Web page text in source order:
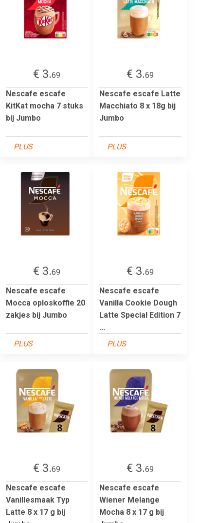
€ 3.69
Nescafe escafe
KitKat mocha 7 stuks
bij Jumbo
PLUS
€ 3.69
Nescafe escafe Latte
Macchiato 8 x 18g bij
Jumbo
PLUS
€ 3.69
Nescafe escafe
Mocca oploskoffie 20
zakjes bij Jumbo
PLUS
€ 3.69
Nescafe escafe
Vanilla Cookie Dough
Latte Special Edition 7
...
PLUS
€ 3.69
Nescafe escafe
Vanillesmaak Typ
Latte 8 x 17 g bij
€ 3.69
Nescafe escafe
Wiener Melange
Mocha 8 x 17 g bij